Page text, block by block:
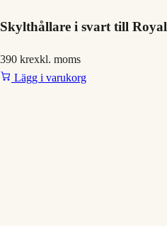
Skylthållare i svart till Royal
390 krexkl. moms
Lägg i varukorg